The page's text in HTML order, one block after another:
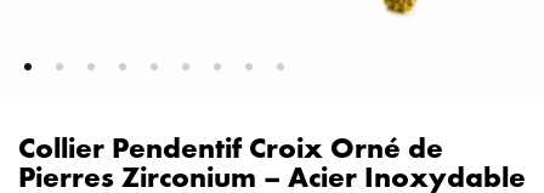
Collier Pendentif Croix Orné de
Pierres Zirconium – Acier Inoxydable